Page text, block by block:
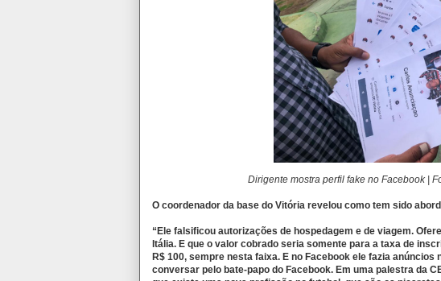
Dirigente mostra perfil fake no Facebook |
O coordenador da base do Vitória revelou como tem sido
“Ele falsificou autorizações de hospedagem e de viagem.
Itália. E que o valor cobrado seria somente para a taxa de
R$ 100, sempre nesta faixa. E no Facebook ele fazia
conversar pelo bate-papo do Facebook. Em uma palestra da